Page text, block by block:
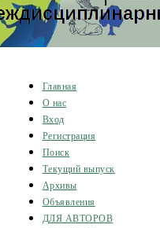
Главная
О нас
Вход
Регистрация
Поиск
Текущий выпуск
Архивы
Объявления
ДЛЯ АВТОРОВ